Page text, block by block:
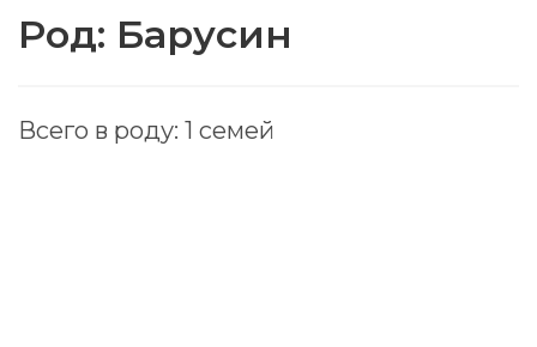
Род: Барусин
Всего в роду: 1 семей